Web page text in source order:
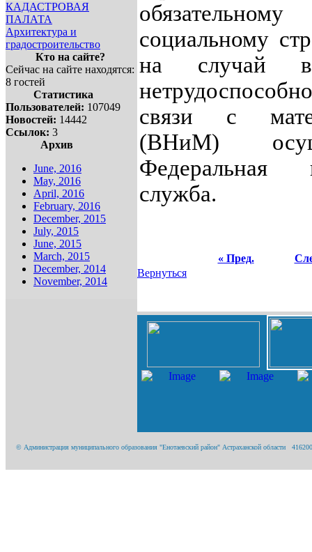
КАДАСТРОВАЯ
ПАЛАТА
Архитектура и
градостроительство
Кто на сайте?
Сейчас на сайте находятся:
8 гостей
Статистика
Пользователей: 107049
Новостей: 14442
Ссылок: 3
Архив
June, 2016
May, 2016
April, 2016
February, 2016
December, 2015
July, 2015
June, 2015
March, 2015
December, 2014
November, 2014
обязательному
социальному
на случай
связи с
(ВНиМ)
Федеральная
служба.
« Пред.
Вернуться
© Администрация муниципального образования "Енотаевский район" Астраханской области